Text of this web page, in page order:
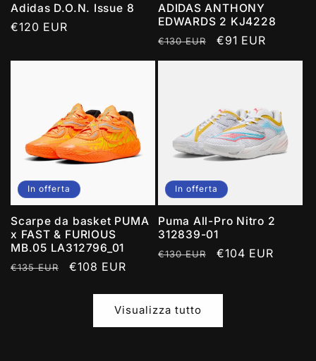
Adidas D.O.N. Issue 8
Prezzo
listino
€120 EUR
ADIDAS ANTHONY
EDWARDS 2 KJ4228
Prezzo
€130 EUR
Prezzo
€91 EUR
In offerta
Scarpe da basket PUMA
x FAST & FURIOUS
MB.05 LA312796_01
Prezzo
€135 EUR
Prezzo
€108 EUR
In offerta
Puma All-Pro Nitro 2
312839-01
Prezzo
€130 EUR
Prezzo
€104 EUR
Visualizza tutto